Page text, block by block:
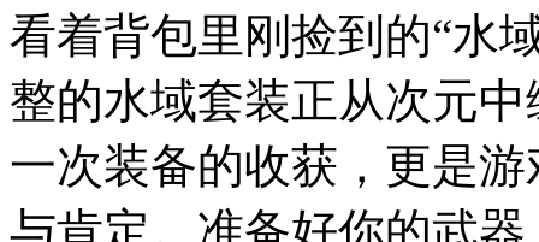
看着背包里刚捡到的“水
整的水域套装正从次元
一次装备的收获，更是
与肯定。准备好你的武